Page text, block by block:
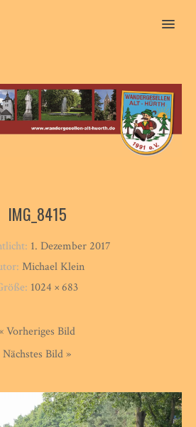
MENU
IMG_8415
1. Dezember 2017
Michael Klein
1024 × 683
Vorheriges Bild
Nächstes Bild »